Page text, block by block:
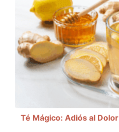
Té Mágico: Adiós al Dolor